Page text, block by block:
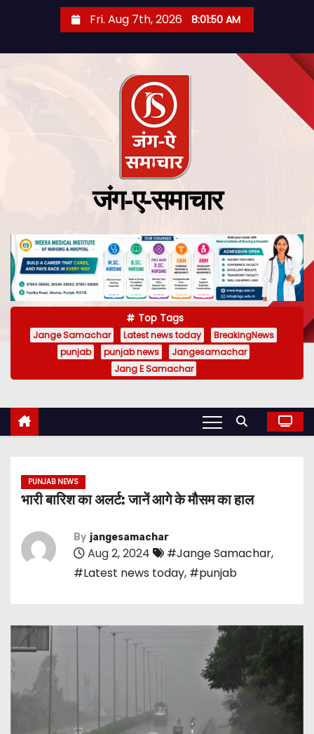
Fri. Aug 7th, 2026 8:01:51 AM
जंग-ए-समाचार
Top Tags
Jange Samachar Latest news today
BreakingNews
punjab
punjab news
Jangesamachar
Jang E Samachar
PUNJAB NEWS
भारी बारिश का अलर्ट: जानें आगे के मौसम का हाल
By jangesamachar
Aug 2, 2024 #Jange Samachar,
#Latest news today, #punjab